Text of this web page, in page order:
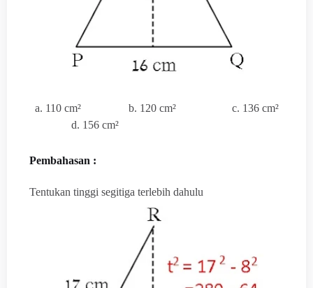
a. 110 cm² b. 120 cm² c. 136 cm²
d. 156 cm²
Pembahasan :
Tentukan tinggi segitiga terlebih dahulu